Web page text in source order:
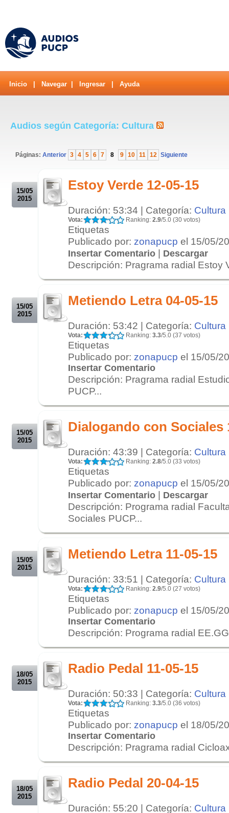
Inicio Navegar Ingresar Ayuda
Audios según Categoría: Cultura
Páginas: Anterior 3 4 5 6 7 8 9 10 11 12 Siguiente
15/05
2015
Estoy Verde 12-05-15
Duración: 53:34 | Categoría: Cultura
Vota: Ranking: 2.9/5.0 (30 votos)
Etiquetas
Publicado por: zonapucp el 15/05/
Insertar Comentario | Descargar
Descripción: Pragrama radial Estoy
15/05
2015
Metiendo Letra 04-05-15
Duración: 53:42 | Categoría: Cultura
Vota: Ranking: 3.3/5.0 (37 votos)
Etiquetas
Publicado por: zonapucp el 15/05/
Insertar Comentario
Descripción: Pragrama radial
PUCP...
15/05
2015
Dialogando con Sociales
Duración: 43:39 | Categoría: Cultura
Vota: Ranking: 2.8/5.0 (33 votos)
Etiquetas
Publicado por: zonapucp el 15/05/
Insertar Comentario | Descargar
Descripción: Programa radial
Sociales PUCP...
15/05
2015
Metiendo Letra 11-05-15
Duración: 33:51 | Categoría: Cultura
Vota: Ranking: 2.9/5.0 (27 votos)
Etiquetas
Publicado por: zonapucp el 15/05/
Insertar Comentario
Descripción: Programa radial
18/05
2015
Radio Pedal 11-05-15
Duración: 50:33 | Categoría: Cultura
Vota: Ranking: 3.3/5.0 (36 votos)
Etiquetas
Publicado por: zonapucp el 18/05/
Insertar Comentario
Descripción: Pragrama radial
18/05
2015
Radio Pedal 20-04-15
Duración: 55:20 | Categoría: Cultura